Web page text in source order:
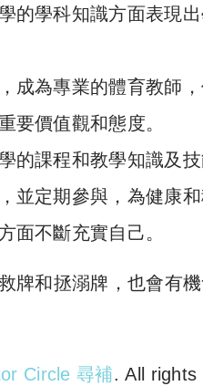
的學科知識方面表現
成為專業的體育教師
要價值觀和態度。
的課程和教學知識及技
並定期參與，為健康
面不斷充實自己。
牌和拯溺牌，也會有機
Circle 尋補. All rights